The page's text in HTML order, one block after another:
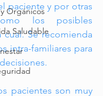
Orgánicos
Saludable
paciente y por otras
los posibles
cual. Se recomienda
intra-familiares para
pacientes son muy